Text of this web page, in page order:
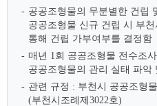
공공조형물의 무분별한 건립
공공조형물 신규 건립 시 부
통해 건립 가부여부를 결정함
매년 1회 공공조형물 전수조
공공조형물의 관리 실태 파악
관련 규정 : 부천시 공공조형
(부천시조례제3022호)